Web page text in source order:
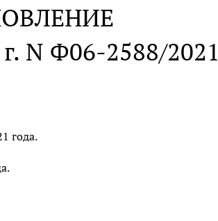
N Ф06-2588/2021
года.